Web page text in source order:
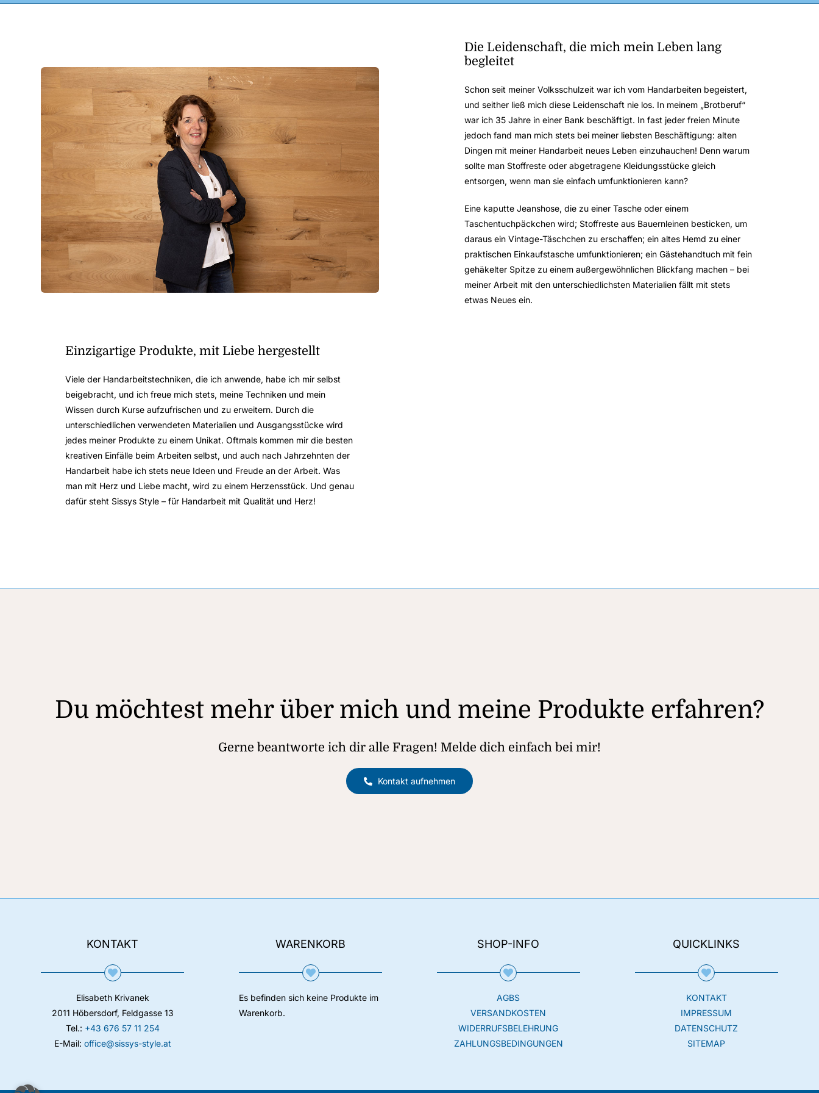
Die Leidenschaft, die mich mein Leben lang
begleitet
Schon seit meiner Volksschulzeit war ich vom Handarbeiten begeistert,
und seither ließ mich diese Leidenschaft nie los. In meinem „Brotberuf“
war ich 35 Jahre in einer Bank beschäftigt. In fast jeder freien Minute
jedoch fand man mich stets bei meiner liebsten Beschäftigung: alten
Dingen mit meiner Handarbeit neues Leben einzuhauchen! Denn warum
sollte man Stoffreste oder abgetragene Kleidungsstücke gleich
entsorgen, wenn man sie einfach umfunktionieren kann?
Eine kaputte Jeanshose, die zu einer Tasche oder einem
Taschentuchpäckchen wird; Stoffreste aus Bauernleinen besticken, um
daraus ein Vintage-Täschchen zu erschaffen; ein altes Hemd zu einer
praktischen Einkaufstasche umfunktionieren; ein Gästehandtuch mit fein
gehäkelter Spitze zu einem außergewöhnlichen Blickfang machen – bei
meiner Arbeit mit den unterschiedlichsten Materialien fällt mit stets
etwas Neues ein.
Einzigartige Produkte, mit Liebe hergestellt
Viele der Handarbeitstechniken, die ich anwende, habe ich mir selbst
beigebracht, und ich freue mich stets, meine Techniken und mein
Wissen durch Kurse aufzufrischen und zu erweitern. Durch die
unterschiedlichen verwendeten Materialien und Ausgangsstücke wird
jedes meiner Produkte zu einem Unikat. Oftmals kommen mir die besten
kreativen Einfälle beim Arbeiten selbst, und auch nach Jahrzehnten der
Handarbeit habe ich stets neue Ideen und Freude an der Arbeit. Was
man mit Herz und Liebe macht, wird zu einem Herzensstück. Und genau
dafür steht Sissys Style – für Handarbeit mit Qualität und Herz!
Du möchtest mehr über mich und meine Produkte erfahren?
Gerne beantworte ich dir alle Fragen! Melde dich einfach bei mir!
Kontakt aufnehmen
KONTAKT
Elisabeth Krivanek
2011 Höbersdorf, Feldgasse 13
Tel.: +43 676 57 11 254
E-Mail: office@sissys-style.at
WARENKORB
Es befinden sich keine Produkte im
Warenkorb.
SHOP-INFO
AGBS
VERSANDKOSTEN
WIDERRUFSBELEHRUNG
ZAHLUNGSBEDINGUNGEN
QUICKLINKS
KONTAKT
IMPRESSUM
DATENSCHUTZ
SITEMAP